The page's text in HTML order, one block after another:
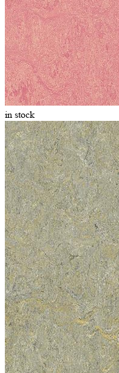
in stock